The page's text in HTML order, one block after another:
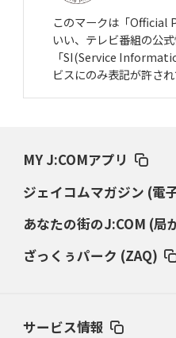
このマークは「Official
いい、テレビ番組の公
「SI(Service
ビスにのみ表記が許され
MY J:COMアプリ
ジェイコムマガジン (電
あなたの街のJ:COM (局
ざっくぅパーク (ZAQ)
サービス情報